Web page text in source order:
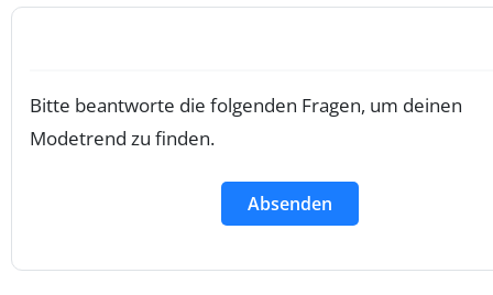
Bitte beantworte die folgenden Fragen, um deinen
Modetrend zu finden.
Absenden